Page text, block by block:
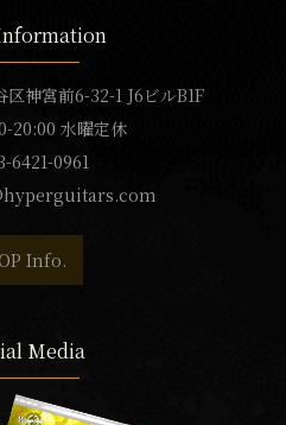
区神宮前6-32-1 J6ビルB1F
20:00 水曜定休
6421-0961
Info.
Media